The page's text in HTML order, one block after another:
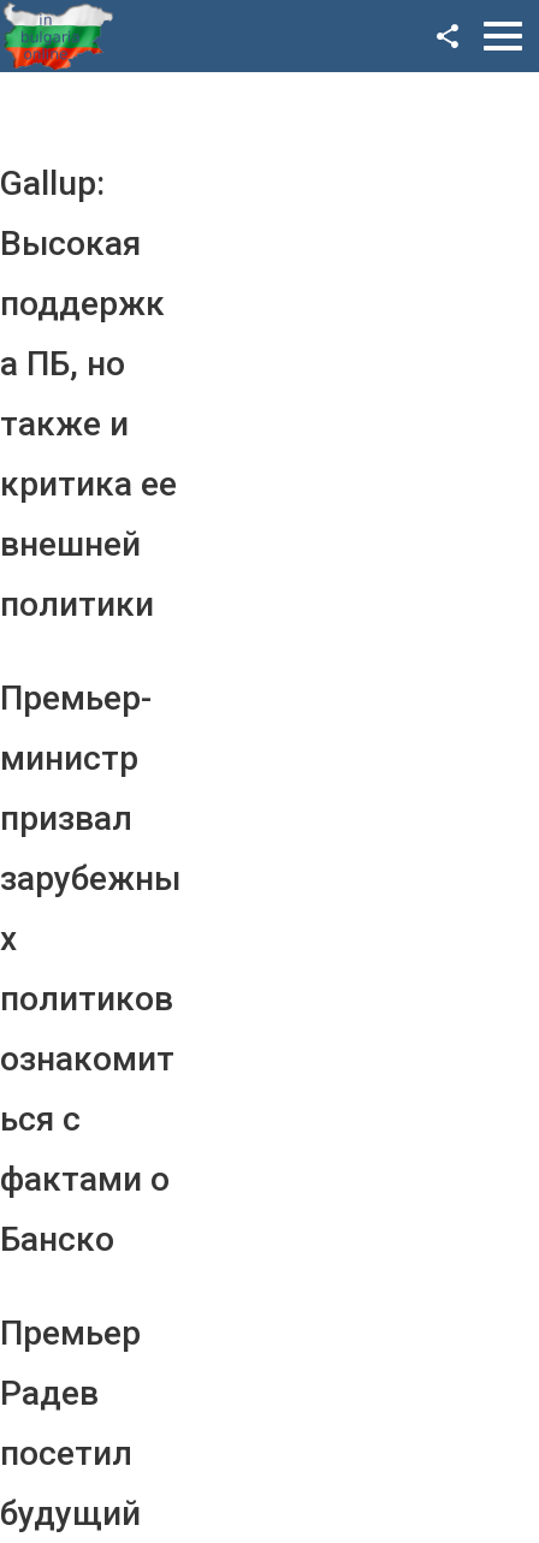
Gallup:
Высокая
поддержк
а ПБ, но
также и
критика ее
внешней
политики
Премьер-
министр
призвал
зарубежны
х
политиков
ознакомит
ься с
фактами о
Банско
Премьер
Радев
посетил
будущий